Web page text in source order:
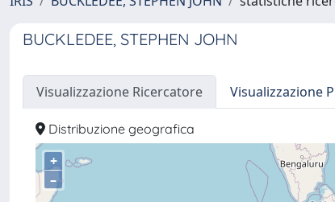
BUCKLEDEE, STEPHEN JOHN
Visualizzazione Ricercatore Visualizzazione
Distribuzione geografica
+
–